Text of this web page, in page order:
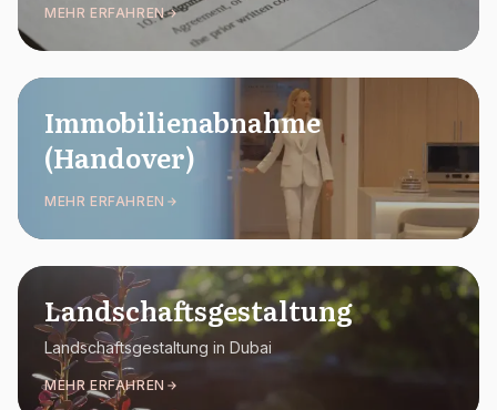
MEHR ERFAHREN
Immobilienabnahme
(Handover)
MEHR ERFAHREN
Landschaftsgestaltung
Landschaftsgestaltung in Dubai
MEHR ERFAHREN